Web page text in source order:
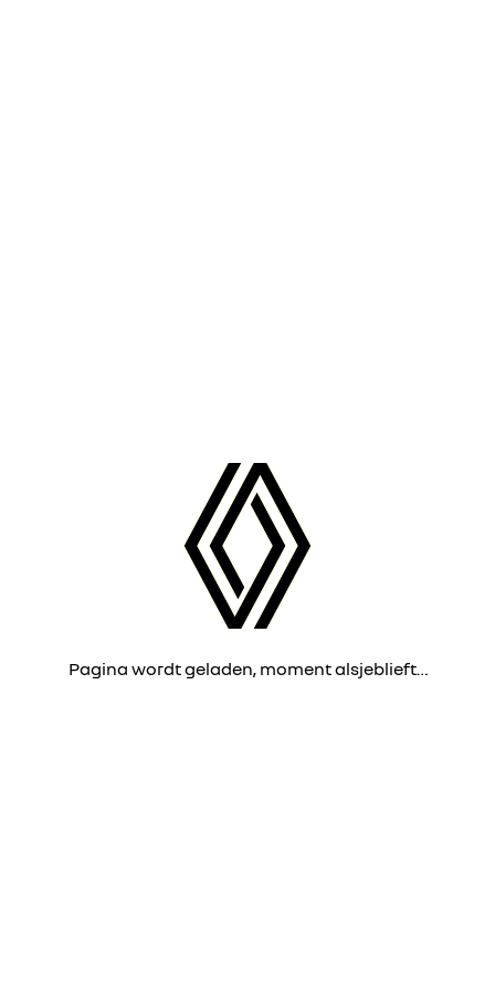
Pagina wordt geladen, moment alsjeblieft…